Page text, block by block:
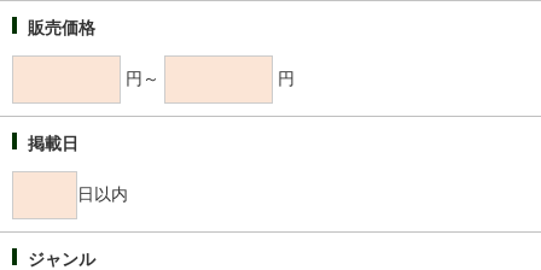
販売価格
円～ 円
掲載日
日以内
ジャンル